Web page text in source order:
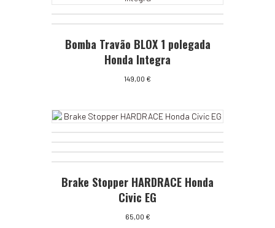
Bomba Travão BLOX 1 polegada
Honda Integra
149,00 €
Brake Stopper HARDRACE Honda
Civic EG
65,00 €